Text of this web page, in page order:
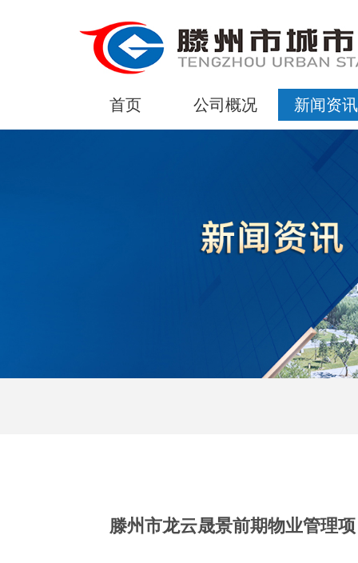
首页 公司概况 新闻资讯
滕州市龙云晟景前期物业管理